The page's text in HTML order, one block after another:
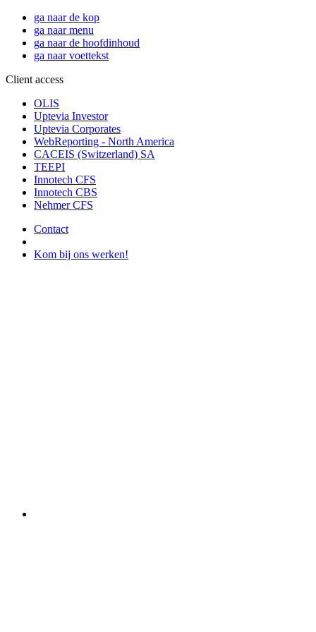
ga naar de kop
ga naar menu
ga naar de hoofdinhoud
ga naar voettekst
Client access
OLIS
Uptevia Investor
Uptevia Corporates
WebReporting - North America
CACEIS (Switzerland) SA
TEEPI
Innotech CFS
Innotech CBS
Nehmer CFS
Contact
Kom bij ons werken!